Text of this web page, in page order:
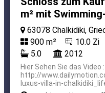
m² mit
63078 Chalkidiki,
900 m²
10.0 Zi
5.0
2012
Hier Sehen Sie das Video :
http://
luxus-villa-in-